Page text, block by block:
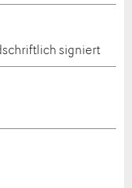
direkt mit dem
signiert